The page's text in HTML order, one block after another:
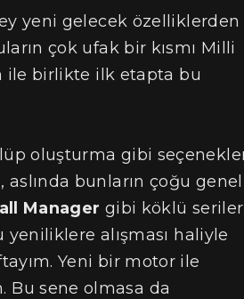
yeni gelecek özelliklerden
çok ufak bir kısmı Milli
ile birlikte ilk etapta bu
oluşturma gibi
bunların çoğu genel
Manager gibi köklü seriler
alışması haliyle
Yeni bir motor ile
Bu sene olmasa da